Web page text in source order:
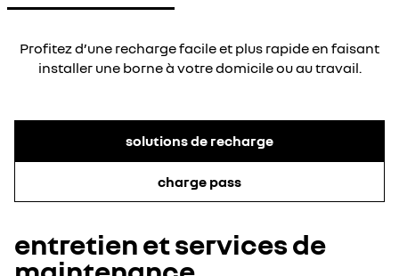
Profitez d’une recharge facile et plus rapide en faisant
installer une borne à votre domicile ou au travail.
solutions de recharge
charge pass
entretien et services de